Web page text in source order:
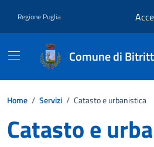
Regione Puglia
Comune di
Home / Servizi / Catasto e urbanistica
Catasto e